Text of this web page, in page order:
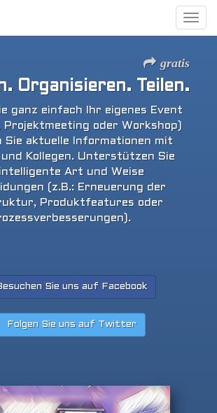
Organisieren. Teilen.
gratis
ganz einfach Ihr eigenes Event
Projektmeeting oder Workshop)
Sie aktuelle Informationen mit
und Kollegen. Unterstützen Sie
Art und Weise
(z.B.: Erneuerung der
Produktfeatures oder
Sie uns auf Facebook
Folgen Sie uns auf Twitter